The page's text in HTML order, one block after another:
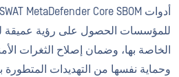
للمؤسسات الحصول على رؤية عميقة
الخاصة بها، وضمان إصلاح الثغرات
وحماية نفسها من التهديدات المتطورة